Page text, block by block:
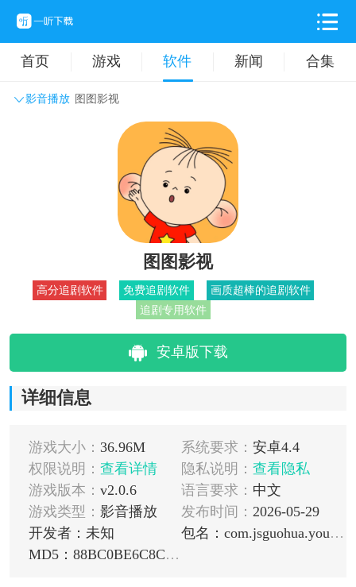
首页 游戏 软件 新闻 合集
影音播放 图图影视
主题壁纸 旅游出行
拍摄美化 时尚购物
图图影视
高分追剧软件 免费追剧软件
画质超棒的追剧软件
追剧专用软件
安卓版下载
详细信息
游戏大小： 36.96M 系统要求： 安卓4.4
权限说明： 查看详情 隐私说明： 查看隐私
游戏版本： v2.0.6 语言要求： 中文
游戏类型： 影音播放 发布时间： 2026-05-29
开发者：未知
包名：com.jsguohua.youquanmall.tt
MD5：88BC0BE6C8C82A73AC1403357E721FB0